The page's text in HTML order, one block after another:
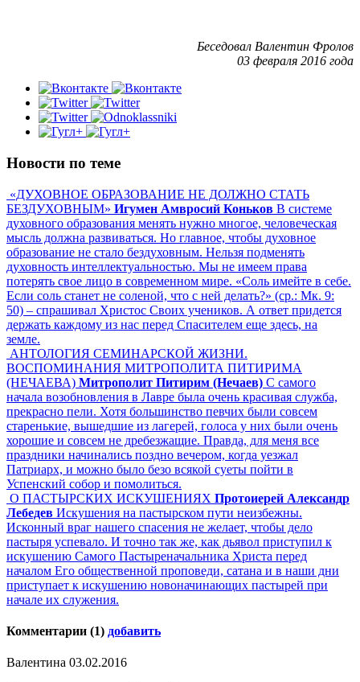
Беседовал Валентин Фролов
03 февраля 2016 года
Новости по теме
«ДУХОВНОЕ ОБРАЗОВАНИЕ НЕ ДОЛЖНО СТАТЬ
БЕЗДУХОВНЫМ» Игумен Амвросий Коньков В системе
духовного образования менять нужно многое, человеческая
мысль должна развиваться. Но главное, чтобы духовное
образование не стало бездуховным. Нельзя подменять
духовность интеллектуальностью. Мы не имеем права
потерять свое лицо в современном мире. «Соль имейте в себе.
Если соль станет не соленой, что с ней делать?» (ср.: Мк. 9:
50) – спрашивал Христос Своих учеников. А ответ придется
держать каждому из нас перед Спасителем еще здесь, на
земле.
АНТОЛОГИЯ СЕМИНАРСКОЙ ЖИЗНИ.
ВОСПОМИНАНИЯ МИТРОПОЛИТА ПИТИРИМА
(НЕЧАЕВА) Митрополит Питирим (Нечаев) С самого
начала возобновления в Лавре была очень красивая служба,
прекрасно пели. Хотя большинство певчих были совсем
старенькие, вышедшие из лагерей, голоса у них были очень
хорошие и совсем не дребезжащие. Правда, для меня все
праздники начинались поздно вечером, когда уезжал
Патриарх, и можно было безо всякой суеты пойти в
Успенский собор и помолиться.
О ПАСТЫРСКИХ ИСКУШЕНИЯХ Протоиерей Александр
Лебедев Искушения на пастырском пути неизбежны.
Исконный враг нашего спасения не желает, чтобы дело
пастыря успевало. И точно так же, как дьявол приступил к
искушению Самого Пастыреначальника Христа перед
началом Его общественной проповеди, сатана и в наши дни
приступает к искушению новоначинающих пастырей при
начале их служения.
Комментарии (1) добавить
Валентина 03.02.2016